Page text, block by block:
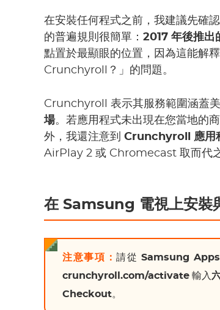
在安裝任何程式之前，我建議先確
的普遍規則很簡單： 2017 年後推
點置於最顯眼的位置，因為這能解
Crunchyroll？」的問題。
Crunchyroll 表示其服務範圍涵蓋
場。若應用程式未出現在您當地的
外，我還注意到 Crunchyroll 應用
AirPlay 2 或 Chromecast 取而代之
在 Samsung 電視上安裝
注意事項：請從Samsung Apps
crunchyroll.com/activate 輸入
Checkout。